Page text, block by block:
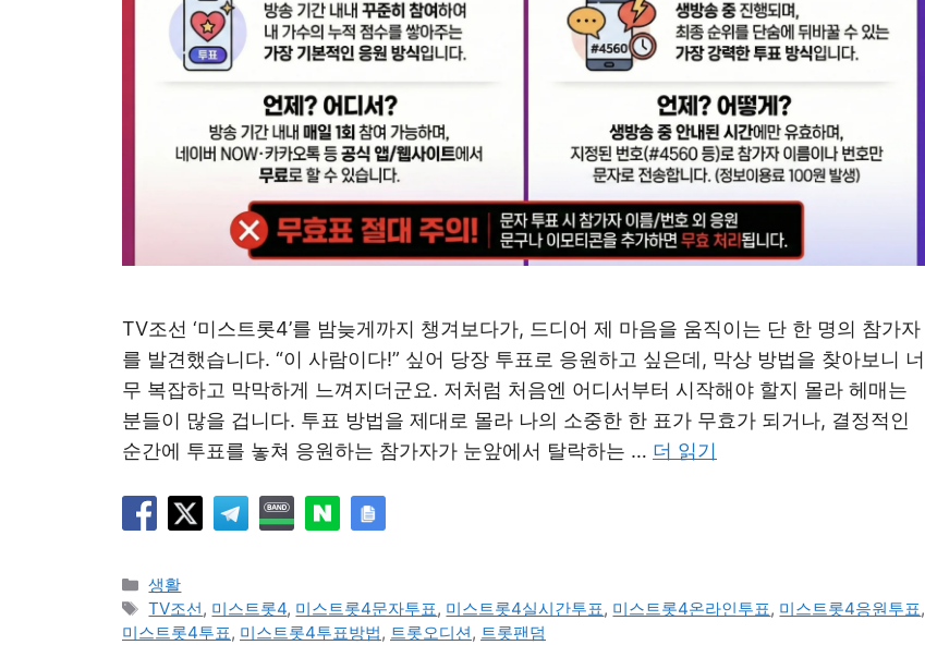
TV조선 ‘미스트롯4’를 밤늦게까지 챙겨보다가, 드디어 제 마음을 움직이는 단 한 명의 참가자
를 발견했습니다. “이 사람이다!” 싶어 당장 투표로 응원하고 싶은데, 막상 방법을 찾아보니 너
무 복잡하고 막막하게 느껴지더군요. 저처럼 처음엔 어디서부터 시작해야 할지 몰라 헤매는
분들이 많을 겁니다. 투표 방법을 제대로 몰라 나의 소중한 한 표가 무효가 되거나, 결정적인
순간에 투표를 놓쳐 응원하는 참가자가 눈앞에서 탈락하는 … 더 읽기
카
테
고
생활
태
그
TV조선, 미스트롯4, 미스트롯4문자투표, 미스트롯4실시간투표, 미스트롯4온라인투표, 미스트롯4응원투표,
미스트롯4투표, 미스트롯4투표방법, 트롯오디션, 트롯팬덤